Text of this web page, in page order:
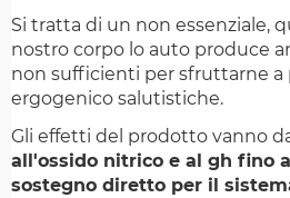
Si tratta di un non essenziale,
nostro corpo lo auto produce
non sufficienti per sfruttarne a
ergogenico salutistiche.
Gli effetti del prodotto vanno
all'ossido nitrico e al gh fino
sostegno diretto per il